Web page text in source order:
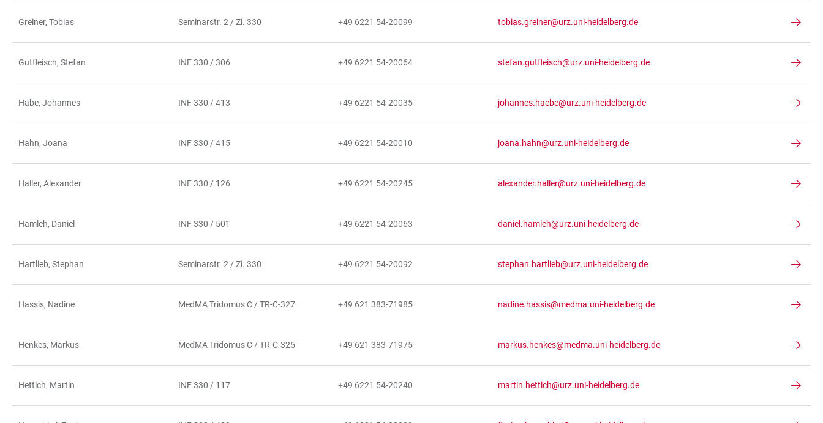
Greiner, Tobias Seminarstr. 2 / Zi. 330 +49 6221 54-20099 tobias.greiner@urz.uni-heidelberg.de
Gutfleisch, Stefan INF 330 / 306 +49 6221 54-20064 stefan.gutfleisch@urz.uni-heidelberg.de
Häbe, Johannes INF 330 / 413 +49 6221 54-20035 johannes.haebe@urz.uni-heidelberg.de
Hahn, Joana INF 330 / 415 +49 6221 54-20010 joana.hahn@urz.uni-heidelberg.de
Haller, Alexander INF 330 / 126 +49 6221 54-20245 alexander.haller@urz.uni-heidelberg.de
Hamleh, Daniel INF 330 / 501 +49 6221 54-20063 daniel.hamleh@urz.uni-heidelberg.de
Hartlieb, Stephan Seminarstr. 2 / Zi. 330 +49 6221 54-20092 stephan.hartlieb@urz.uni-heidelberg.de
Hassis, Nadine MedMA Tridomus C / TR-C-327 +49 621 383-71985 nadine.hassis@medma.uni-heidelberg.de
Henkes, Markus MedMA Tridomus C / TR-C-325 +49 621 383-71975 markus.henkes@medma.uni-heidelberg.de
Hettich, Martin INF 330 / 117 +49 6221 54-20240 martin.hettich@urz.uni-heidelberg.de